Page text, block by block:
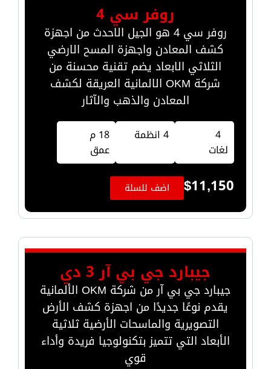
روفر سي 4
روفر سي 4 هو الجيل الاحدث من اجهزة
كشف المعادن واجهزة المسح الارضي
الثلاثي الابعاد يضم تقنية محسنة من
شركة OKM الالمانية العريقة لكشف
المعادن والذهب والآثار
4
لغات
4 انظمة
18 م
عمق
$11,150 اضف للسلة
جيبارد جي بي آر 3 دي
جيبارد جي بي آر من شركة OKM الألمانية
يقدم نوعًا جديدًا من اجهزة كشف الأرض
التصويرية والماسحات الأرضية ثلاثية
الأبعاد التي تتميز بتكنولوجيا فريدة وأداء
قوي